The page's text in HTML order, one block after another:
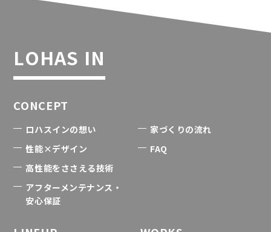
LOHAS IN
CONCEPT
ロハスインの想い
性能×デザイン
高性能をささえる技術
アフターメンテナンス・
安心保証
家づくりの流れ
FAQ